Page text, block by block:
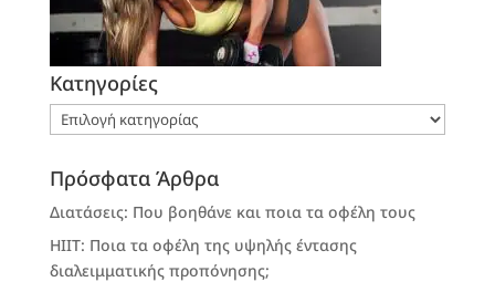
Kατηγορίες
Kατηγορίες
Πρόσφατα Άρθρα
Διατάσεις: Που βοηθάνε και ποια τα οφέλη τους
HIIT: Ποια τα οφέλη της υψηλής έντασης
διαλειμματικής προπόνησης;